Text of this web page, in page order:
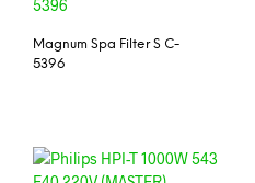
Magnum Spa Filter S C-
5396